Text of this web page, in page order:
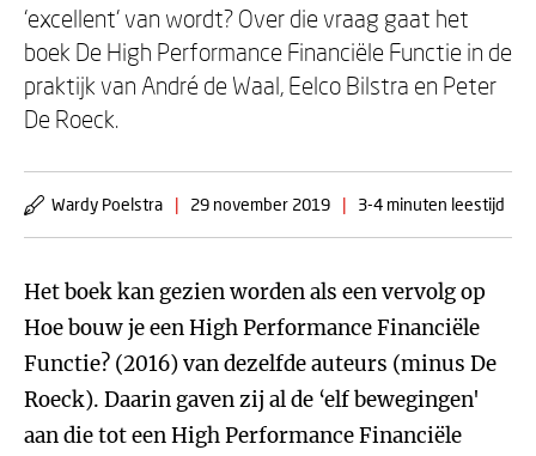
‘excellent' van wordt? Over die vraag gaat het
boek De High Performance Financiële Functie in de
praktijk van André de Waal, Eelco Bilstra en Peter
De Roeck.
Wardy Poelstra | 29 november 2019 | 3-4 minuten leestijd
Het boek kan gezien worden als een vervolg op
Hoe bouw je een High Performance Financiële
Functie? (2016) van dezelfde auteurs (minus De
Roeck). Daarin gaven zij al de ‘elf bewegingen'
aan die tot een High Performance Financiële